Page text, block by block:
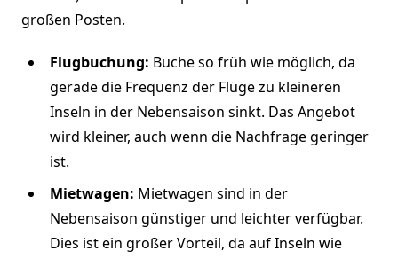
großen Posten.
Flugbuchung: Buche so früh wie möglich, da
gerade die Frequenz der Flüge zu kleineren
Inseln in der Nebensaison sinkt. Das Angebot
wird kleiner, auch wenn die Nachfrage geringer
ist.
Mietwagen: Mietwagen sind in der
Nebensaison günstiger und leichter verfügbar.
Dies ist ein großer Vorteil, da auf Inseln wie